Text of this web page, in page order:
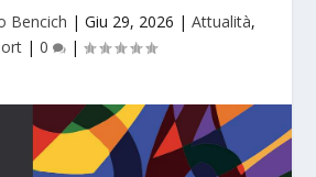
Bencich | Giu 29, 2026 | Attualità,
| 0 |